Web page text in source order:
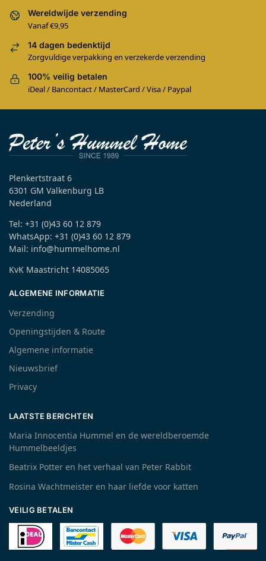
Wereldwijde verzending
Vanaf €9,95
14 dagen bedenktijd
Zorgvuldige verpakking en verzekerde verzending
100% veilig betalen
iDeal / Bancontact / MasterCard / Visa / Paypal
Plenkertstraat 6
6301 GM Valkenburg LB
Nederland
Tel: +31 (0)43 60 12 879
WhatsApp: +31 (0)43 60 12 879
Mail: info@hummelhome.nl
KvK Maastricht 14085065
ALGEMENE INFORMATIE
Verzending
Openingstijden & Route
Algemene informatie
Nieuwsbrief
Privacy
LAATSTE BERICHTEN
Maria Innocentia Hummel en de wereldberoemde
Hummelbeeldjes
Beatrix Potter en het verhaal van Peter Rabbit
Rosina Wachtmeister en haar liefde voor katten
VEILIG BETALEN